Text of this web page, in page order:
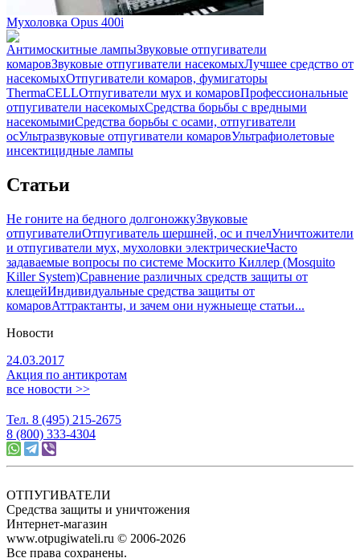
Мухоловка Opus 400i
Антимоскитные лампыЗвуковые отпугиватели
комаровЗвуковые отпугиватели насекомыхЛучшее средство от
насекомыхОтпугиватели комаров, фумигаторы
ThermaCELLОтпугиватели мух и комаровПрофессиональные
отпугиватели насекомыхСредства борьбы с вредными
насекомымиСредства борьбы с осами, отпугиватели
осУльтразвуковые отпугиватели комаровУльтрафиолетовые
инсектицидные лампы
Статьи
Не гоните на бедного долгоножкуЗвуковые
отпугивателиОтпугиватель шершней, ос и пчелУничтожители
и отпугиватели мух, мухоловки электрическиеЧасто
задаваемые вопросы по системе Москито Киллер (Mosquito
Killer System)Сравнение различных средств защиты от
клещейИндивидуальные средства защиты от
комаровАттрактанты, и зачем они нужныеще статьи...
Новости
24.03.2017
Акция по антикротам
все новости >>
Тел. 8 (495) 215-2675
8 (800) 333-4304
ОТПУГИВАТЕЛИ
Средства защиты и уничтожения
Интернет-магазин
www.otpugiwateli.ru © 2006-2026
Все права сохранены.